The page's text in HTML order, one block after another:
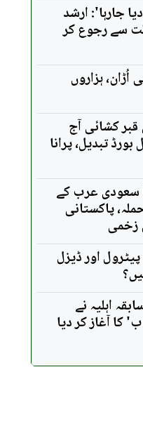
جارہا': ارشد
سے رجوع کر
ہزاروں
کشائی آج
تبدیل، پرانا
سعودی عرب کے
پاکستانی
اور ڈیزل
اہلیہ نے
کا آغاز کر دیا